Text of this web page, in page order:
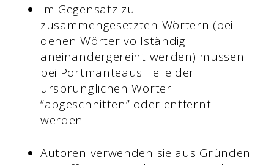
Im Gegensatz zu
zusammengesetzten Wörtern (bei
denen Wörter vollständig
aneinandergereiht werden) müssen
bei Portmanteaus Teile der
ursprünglichen Wörter
“abgeschnitten” oder entfernt
werden.
Autoren verwenden sie aus Gründen